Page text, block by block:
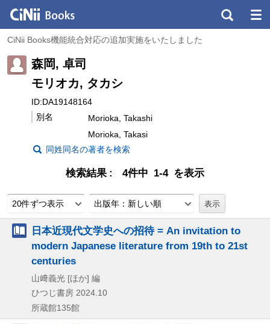
CiNii Books機能統合対応の追加実施をいたしました
森岡, 卓司
モリオカ, タカシ
ID:DA19148164
別名
Morioka, Takashi
Morioka, Takasi
同姓同名の著者を検索
検索結果 4件中 1-4 を表示
20件ずつ表示 出版年：新しい順
日本近現代文学史への招待 = An invitation to
modern Japanese literature from 19th to 21st
centuries
山﨑義光 [ほか] 編
ひつじ書房 2024.10
所蔵館135館